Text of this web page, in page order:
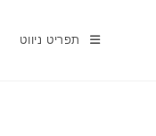
תפריט ניווט